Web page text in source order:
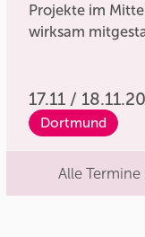
Projekte im
wirksam
17.11 /
Dortmund
Alle Termine